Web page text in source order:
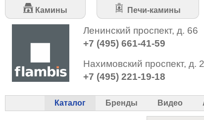
Камины Печи-камины
Ленинский проспект, д. 66
+7 (495) 661-41-59
Нахимовский проспект, д.
+7 (495) 221-19-18
Каталог Бренды Видео